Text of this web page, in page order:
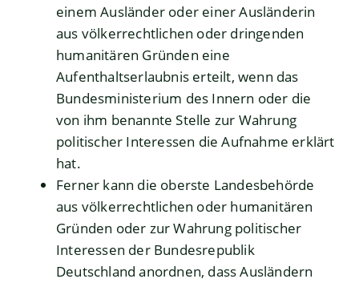
einem Ausländer oder einer Ausländerin
aus völkerrechtlichen oder dringenden
humanitären Gründen eine
Aufenthaltserlaubnis erteilt, wenn das
Bundesministerium des Innern oder die
von ihm benannte Stelle zur Wahrung
politischer Interessen die Aufnahme erklärt
hat.
Ferner kann die oberste Landesbehörde
aus völkerrechtlichen oder humanitären
Gründen oder zur Wahrung politischer
Interessen der Bundesrepublik
Deutschland anordnen, dass Ausländern